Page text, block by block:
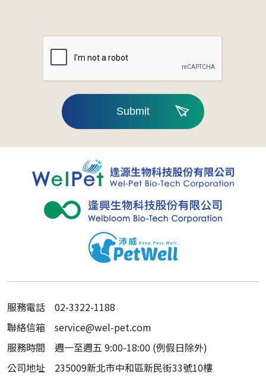
Submit
服務電話
02-3322-1188
聯絡信箱
service@wel-pet.com
服務時間
週一至週五 9:00-18:00 (例假日除外)
公司地址
235009新北市中和區新民街33號10樓